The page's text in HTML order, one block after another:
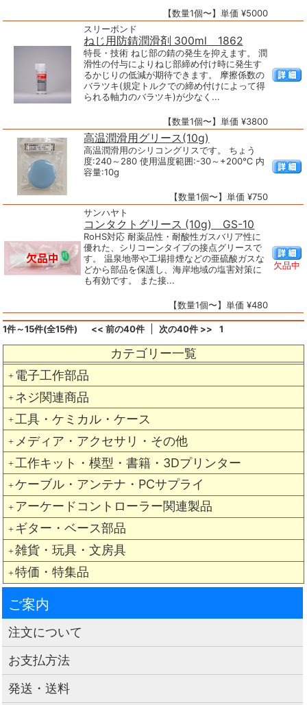
カテゴリー一覧
＋ 電子工作部品
＋ ネジ関連商品
＋ 工具・ケミカル・ケース
＋ メディア・アクセサリ・その他
＋ 工作キット・模型・書籍・3Dプリンター
＋ ケーブル・アンテナ・PCサプライ
＋ アーケードコントローラー関連製品
＋ ギター・ベース部品
＋ 雑貨・玩具・文房具
＋ 特価・特集品
【数量1個〜】単価 ¥5000
スリーボンド
ねじ用防錆潤滑剤 300ml 1862
特長・技術 ねじ部の錆の発生を抑えます。 潤
滑性の付与によりねじ部締め付け時に発生す
るかじりの低減が期待できます。 摩擦係数の
バラツキ(規定トルクでの締め付けによって得
られる軸力のバラツキ)が少なく...
【数量1個〜】単価 ¥3800
高温潤滑用グリース(10g)
高温潤滑用のシリコングリスです。 ちょう
度:240～280 使用温度範囲:-30～+200℃ 内
容量:10g
【数量1個〜】単価 ¥750
サンハヤト
コンタクトグリース (10g) GS-10
RoHS対応 耐薬品性・耐酸性ガスバリア性に
優れた、シリコーンタイプの接点グリースで
す。 温泉地帯や工場排煙などの亜硫酸ガスな
どから部品を保護し、海岸地域の塩害対策に
も有効です。 また接...
【数量1個〜】単価 ¥480
欠品中
1件～15件(全15件) << 前の40件 次の40件 >> 1
ご案内
注文について
お支払方法
発送・送料